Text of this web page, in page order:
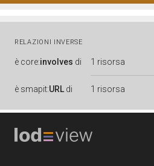
RELAZIONI INVERSE
è core:involves di 1 risorsa
è smapit:URL di 1 risorsa